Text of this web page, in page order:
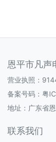
恩平市凡声
营业执照：
备案号码： 粤
地址：广东省
联系我们